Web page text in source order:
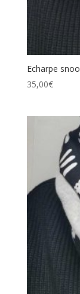
Echarpe
35,00€